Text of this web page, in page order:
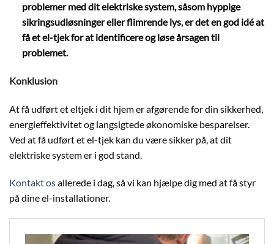
problemer med dit elektriske system, såsom hyppige
sikringsudløsninger eller flimrende lys, er det en god idé at
få et el-tjek for at identificere og løse årsagen til
problemet.
Konklusion
At få udført et eltjek i dit hjem er afgørende for din sikkerhed,
energieffektivitet og langsigtede økonomiske besparelser.
Ved at få udført et el-tjek kan du være sikker på, at dit
elektriske system er i god stand.
Kontakt osallerede i dag, så vi kan hjælpe dig med at få styr
på dine el-installationer.